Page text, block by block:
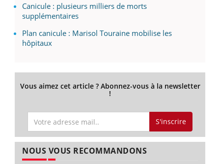
Canicule : plusieurs milliers de morts
supplémentaires
Plan canicule : Marisol Touraine mobilise les
hôpitaux
Vous aimez cet article ? Abonnez-vous à la newsletter
!
S'inscrire
NOUS VOUS RECOMMANDONS